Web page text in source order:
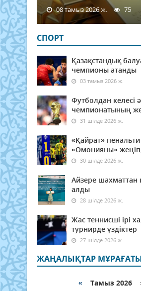
08 тамыз 2026 ж. 75
СПОРТ
Қазақстандық
чемпионы атанды
03 тамыз 2026 ж.
Футболдан келесі
чемпионатының
31 шілде 2026 ж.
«Қайрат»
«Омонияны»
30 шілде 2026 ж.
Айзере шахматтан
алды
28 шілде 2026 ж.
Жас теннисші ірі
турнирде үздіктер
27 шілде 2026 ж.
ЖАҢАЛЫҚТАР МҰРАҒАТЫ
« Тамыз 2026